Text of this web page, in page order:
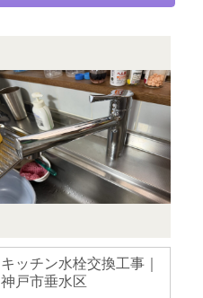
キッチン水栓交換工事｜
神戸市垂水区